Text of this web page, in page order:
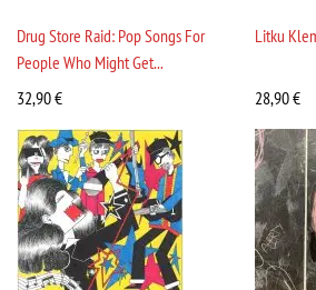
Drug Store Raid: Pop Songs For
People Who Might Get...
32,90€
Litku
28,90€